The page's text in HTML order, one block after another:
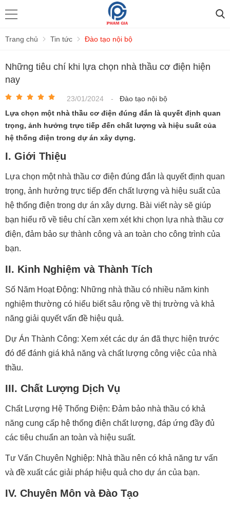
Trang chủ Tin tức Đào tạo nội bộ
Những tiêu chí khi lựa chọn nhà thầu cơ điện hiện
nay
23/01/2024 -
Đào tạo nội bộ
Lựa chọn một nhà thầu cơ điện đúng đắn là quyết định quan
trọng, ảnh hưởng trực tiếp đến chất lượng và hiệu suất của
hệ thống điện trong dự án xây dựng.
I. Giới Thiệu
Lựa chọn một nhà thầu cơ điện đúng đắn là quyết định quan
trọng, ảnh hưởng trực tiếp đến chất lượng và hiệu suất của
hệ thống điện trong dự án xây dựng. Bài viết này sẽ giúp
bạn hiểu rõ về tiêu chí cần xem xét khi chọn lựa nhà thầu cơ
điện, đảm bảo sự thành công và an toàn cho công trình của
bạn.
II. Kinh Nghiệm và Thành Tích
Số Năm Hoạt Động: Những nhà thầu có nhiều năm kinh
nghiệm thường có hiểu biết sâu rộng về thị trường và khả
năng giải quyết vấn đề hiệu quả.
Dự Án Thành Công: Xem xét các dự án đã thực hiện trước
đó để đánh giá khả năng và chất lượng công việc của nhà
thầu.
III. Chất Lượng Dịch Vụ
Chất Lượng Hệ Thống Điện: Đảm bảo nhà thầu có khả
năng cung cấp hệ thống điện chất lượng, đáp ứng đầy đủ
các tiêu chuẩn an toàn và hiệu suất.
Tư Vấn Chuyên Nghiệp: Nhà thầu nên có khả năng tư vấn
và đề xuất các giải pháp hiệu quả cho dự án của bạn.
IV. Chuyên Môn và Đào Tạo